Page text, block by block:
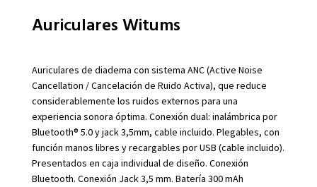
Auriculares Witums
Auriculares de diadema con sistema ANC (Active Noise
Cancellation / Cancelación de Ruido Activa), que reduce
considerablemente los ruidos externos para una
experiencia sonora óptima. Conexión dual: inalámbrica por
Bluetooth® 5.0 y jack 3,5mm, cable incluido. Plegables, con
función manos libres y recargables por USB (cable incluido).
Presentados en caja individual de diseño. Conexión
Bluetooth. Conexión Jack 3,5 mm. Batería 300 mAh